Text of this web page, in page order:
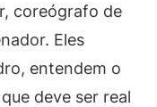
coreógrafo de
Eles
entendem o
deve ser real